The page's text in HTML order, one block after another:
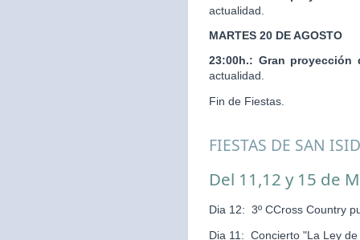
actualidad.
MARTES 20 DE AGOSTO
23:00h.: Gran proyección
actualidad.
Fin de Fiestas.
FIESTAS DE SAN
Del 11,12 y 15 de
Dia 12: 3º CCross Country
Dia 11: Concierto "La Ley